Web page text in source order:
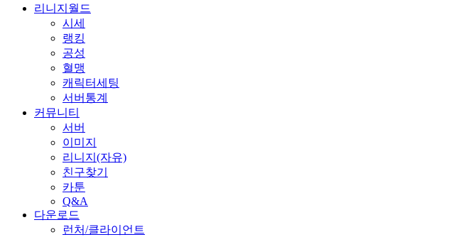
리니지월드
시세
랭킹
공성
혈맹
캐릭터세팅
서버통계
커뮤니티
서버
이미지
리니지(자유)
친구찾기
카툰
Q&A
다운로드
런처/클라이언트